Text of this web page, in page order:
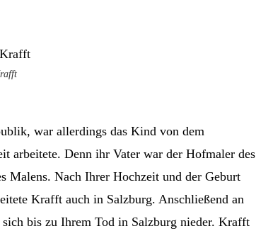
war allerdings das Kind von dem
arbeitete. Denn ihr Vater war der Hofmaler des
Malens. Nach Ihrer Hochzeit und der Geburt
Krafft auch in Salzburg. Anschließend an
bis zu Ihrem Tod in Salzburg nieder. Krafft